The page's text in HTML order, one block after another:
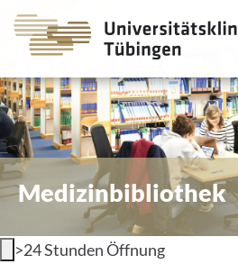
Medizinbibliothek
>24 Stunden Öffnung